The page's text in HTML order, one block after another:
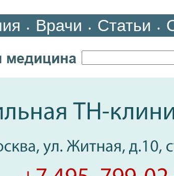
• Врачи • Статьи •